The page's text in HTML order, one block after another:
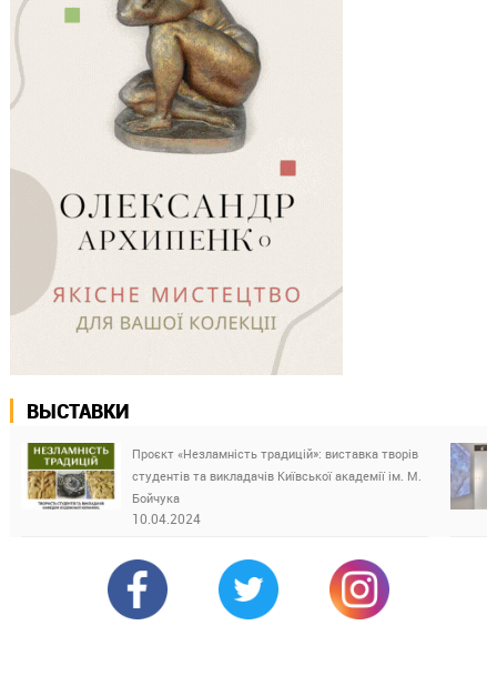
ВЫСТАВКИ
Проєкт «Незламність традицій»: виставка творів
студентів та викладачів Київської академії ім. М.
Бойчука
10.04.2024